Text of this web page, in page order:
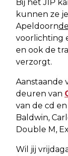
Bij het JIP
kunnen ze
Apeldoornde
voorlichting
en ook de
verzorgt.
Aanstaande
deuren van
van de cd
Baldwin,
Double M,
Wil jij